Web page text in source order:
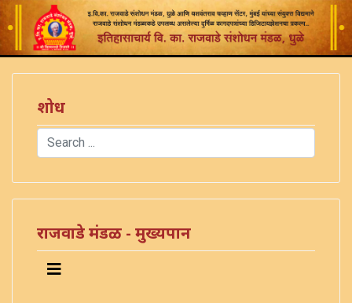
शोध
Search
राजवाडे मंडळ - मुख्यपान